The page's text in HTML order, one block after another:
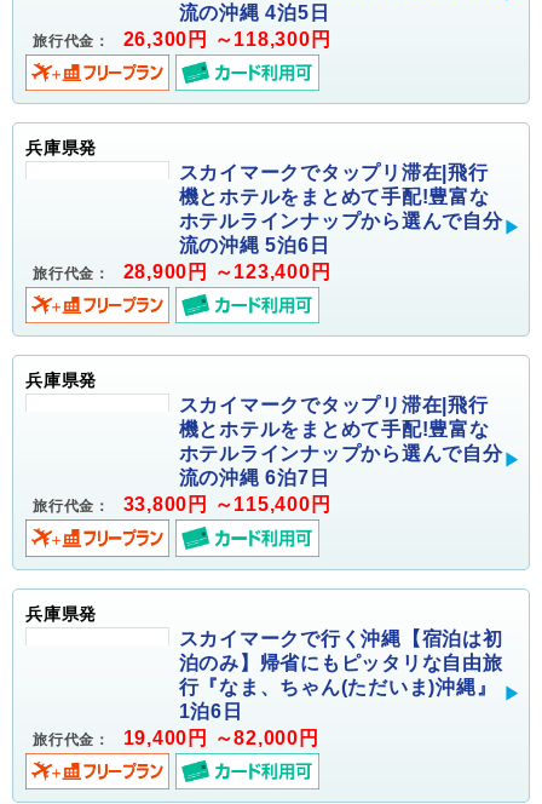
流の沖縄 4泊5日
旅行代金： 26,300円 ～118,300円
兵庫県発
スカイマークでタップリ滞在|飛行
機とホテルをまとめて手配!豊富な
ホテルラインナップから選んで自分
流の沖縄 5泊6日
旅行代金： 28,900円 ～123,400円
兵庫県発
スカイマークでタップリ滞在|飛行
機とホテルをまとめて手配!豊富な
ホテルラインナップから選んで自分
流の沖縄 6泊7日
旅行代金： 33,800円 ～115,400円
兵庫県発
スカイマークで行く沖縄【宿泊は初
泊のみ】帰省にもピッタリな自由旅
行『なま、ちゃん(ただいま)沖縄』
1泊6日
旅行代金： 19,400円 ～82,000円